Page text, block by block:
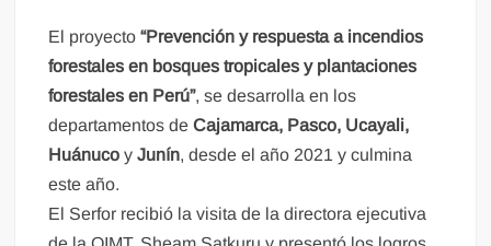
El proyecto“Prevención y respuesta a incendios
forestales en bosques tropicales y plantaciones
forestales en Perú”, se desarrolla en los
departamentos deCajamarca, Pasco, Ucayali,
Huánuco y Junín, desde el año 2021 y culmina
este año.
El Serfor recibió la visita de la directora ejecutiva